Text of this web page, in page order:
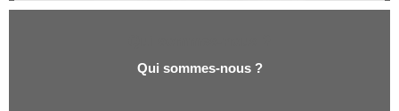
Qui sommes-nous ?